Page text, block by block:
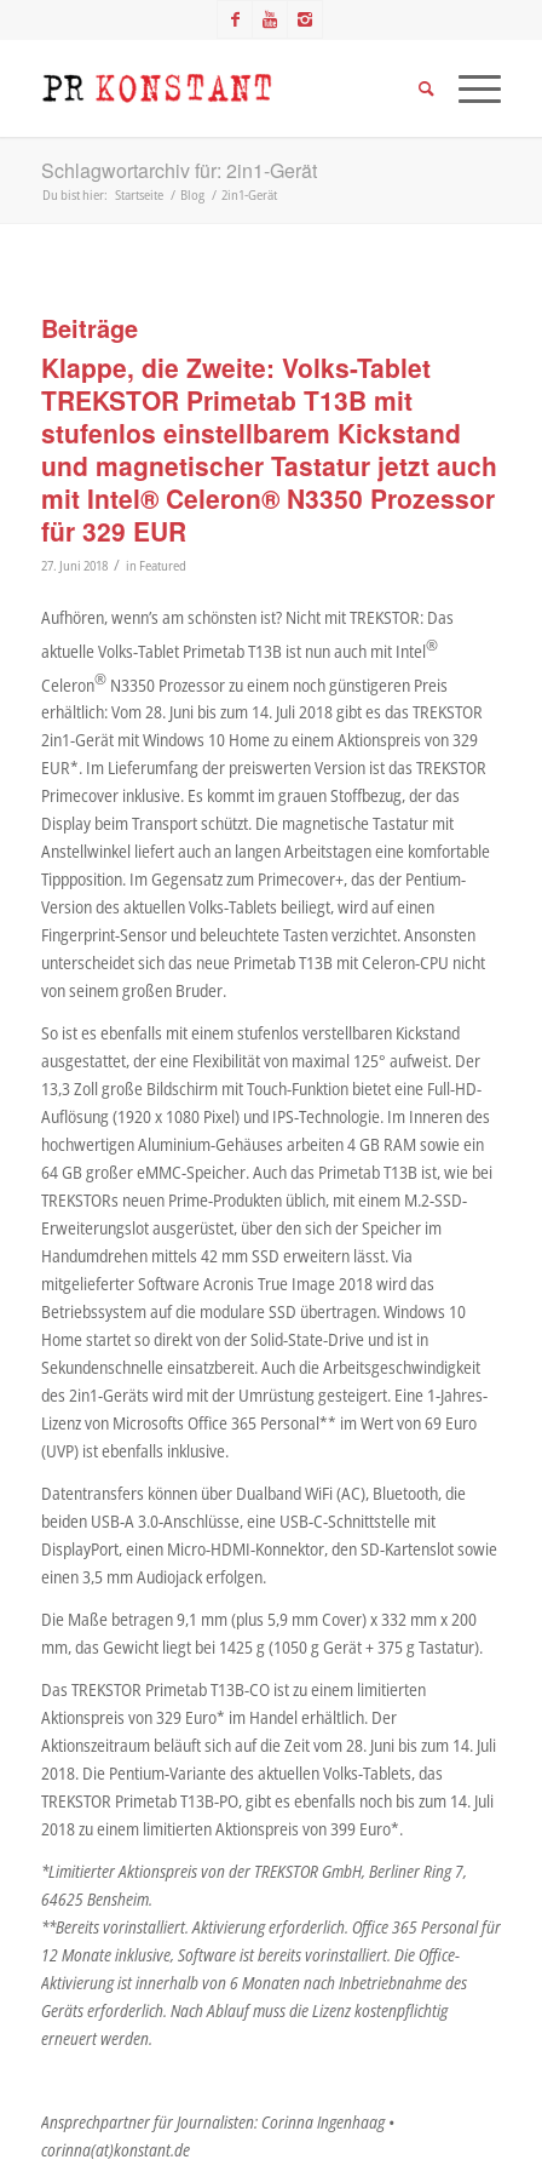
Schlagwortarchiv für: 2in1-Gerät
Du bist hier: Startseite / Blog / 2in1-Gerät
Beiträge
Klappe, die Zweite: Volks-Tablet
TREKSTOR Primetab T13B mit
stufenlos einstellbarem Kickstand
und magnetischer Tastatur jetzt auch
mit Intel® Celeron® N3350 Prozessor
für 329 EUR
27. Juni 2018 / in Featured
Aufhören, wenn’s am schönsten ist? Nicht mit TREKSTOR: Das
aktuelle Volks-Tablet Primetab T13B ist nun auch mit Intel®
Celeron®N3350 Prozessor zu einem noch günstigeren Preis
erhältlich: Vom 28. Juni bis zum 14. Juli 2018 gibt es das TREKSTOR
2in1-Gerät mit Windows 10 Home zu einem Aktionspreis von 329
EUR*. Im Lieferumfang der preiswerten Version ist das TREKSTOR
Primecover inklusive. Es kommt im grauen Stoffbezug, der das
Display beim Transport schützt. Die magnetische Tastatur mit
Anstellwinkel liefert auch an langen Arbeitstagen eine komfortable
Tippposition. Im Gegensatz zum Primecover+, das der Pentium-
Version des aktuellen Volks-Tablets beiliegt, wird auf einen
Fingerprint-Sensor und beleuchtete Tasten verzichtet. Ansonsten
unterscheidet sich das neue Primetab T13B mit Celeron-CPU nicht
von seinem großen Bruder.
So ist es ebenfalls mit einem stufenlos verstellbaren Kickstand
ausgestattet, der eine Flexibilität von maximal 125° aufweist. Der
13,3 Zoll große Bildschirm mit Touch-Funktion bietet eine Full-HD-
Auflösung (1920 x 1080 Pixel) und IPS-Technologie. Im Inneren des
hochwertigen Aluminium-Gehäuses arbeiten 4 GB RAM sowie ein
64 GB großer eMMC-Speicher. Auch das Primetab T13B ist, wie bei
TREKSTORs neuen Prime-Produkten üblich, mit einem M.2-SSD-
Erweiterungslot ausgerüstet, über den sich der Speicher im
Handumdrehen mittels 42 mm SSD erweitern lässt. Via
mitgelieferter Software Acronis True Image 2018 wird das
Betriebssystem auf die modulare SSD übertragen. Windows 10
Home startet so direkt von der Solid-State-Drive und ist in
Sekundenschnelle einsatzbereit. Auch die Arbeitsgeschwindigkeit
des 2in1-Geräts wird mit der Umrüstung gesteigert. Eine 1-Jahres-
Lizenz von Microsofts Office 365 Personal** im Wert von 69 Euro
(UVP) ist ebenfalls inklusive.
Datentransfers können über Dualband WiFi (AC), Bluetooth, die
beiden USB-A 3.0-Anschlüsse, eine USB-C-Schnittstelle mit
DisplayPort, einen Micro-HDMI-Konnektor, den SD-Kartenslot sowie
einen 3,5 mm Audiojack erfolgen.
Die Maße betragen 9,1 mm (plus 5,9 mm Cover) x 332 mm x 200
mm, das Gewicht liegt bei 1425 g (1050 g Gerät + 375 g Tastatur).
Das TREKSTOR Primetab T13B-CO ist zu einem limitierten
Aktionspreis von 329 Euro* im Handel erhältlich. Der
Aktionszeitraum beläuft sich auf die Zeit vom 28. Juni bis zum 14. Juli
2018. Die Pentium-Variante des aktuellen Volks-Tablets, das
TREKSTOR Primetab T13B-PO, gibt es ebenfalls noch bis zum 14. Juli
2018 zu einem limitierten Aktionspreis von 399 Euro*.
*Limitierter Aktionspreis von der TREKSTOR GmbH, Berliner Ring 7,
64625 Bensheim.
**Bereits vorinstalliert. Aktivierung erforderlich. Office 365 Personal für
12 Monate inklusive, Software ist bereits vorinstalliert. Die Office-
Aktivierung ist innerhalb von 6 Monaten nach Inbetriebnahme des
Geräts erforderlich. Nach Ablauf muss die Lizenz kostenpflichtig
erneuert werden.
Ansprechpartner für Journalisten: Corinna Ingenhaag •
corinna(at)konstant.de